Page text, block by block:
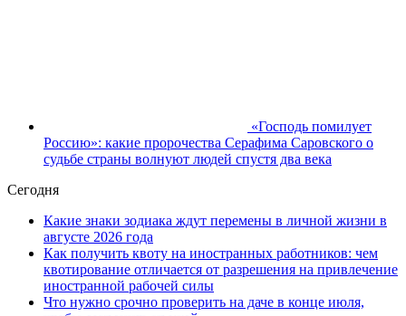
«Господь помилует
Россию»: какие пророчества Серафима Саровского о
судьбе страны волнуют людей спустя два века
Сегодня
Какие знаки зодиака ждут перемены в личной жизни в
августе 2026 года
Как получить квоту на иностранных работников: чем
квотирование отличается от разрешения на привлечение
иностранной рабочей силы
Что нужно срочно проверить на даче в конце июля,